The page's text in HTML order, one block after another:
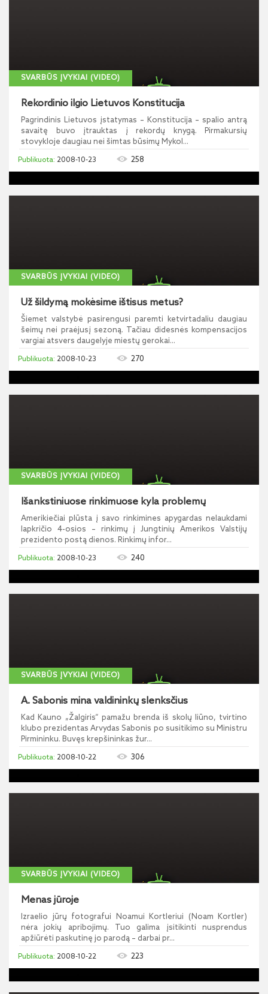
SVARBŪS ĮVYKIAI (VIDEO)
Rekordinio ilgio Lietuvos Konstitucija
Pagrindinis Lietuvos įstatymas – Konstitucija – spalio antrą
savaitę buvo įtrauktas į rekordų knygą. Pirmakursių
stovykloje daugiau nei šimtas būsimų Mykol...
2008-10-23 258
SVARBŪS ĮVYKIAI (VIDEO)
Už šildymą mokėsime ištisus metus?
Šiemet valstybė pasirengusi paremti ketvirtadaliu daugiau
šeimų nei praėjusį sezoną. Tačiau didesnės kompensacijos
vargiai atsvers daugelyje miestų gerokai...
2008-10-23 270
SVARBŪS ĮVYKIAI (VIDEO)
Išankstiniuose rinkimuose kyla problemų
Amerikiečiai plūsta į savo rinkimines apygardas nelaukdami
lapkričio 4-osios – rinkimų į Jungtinių Amerikos Valstijų
prezidento postą dienos. Rinkimų infor...
2008-10-23 240
SVARBŪS ĮVYKIAI (VIDEO)
A. Sabonis mina valdininkų slenksčius
Kad Kauno „Žalgiris“ pamažu brenda iš skolų liūno, tvirtino
klubo prezidentas Arvydas Sabonis po susitikimo su Ministru
Pirmininku. Buvęs krepšininkas žur...
2008-10-22 306
SVARBŪS ĮVYKIAI (VIDEO)
Menas jūroje
Izraelio jūrų fotografui Noamui Kortleriui (Noam Kortler)
nėra jokių apribojimų. Tuo galima įsitikinti nusprendus
apžiūrėti paskutinę jo parodą – darbai pr...
2008-10-22 223